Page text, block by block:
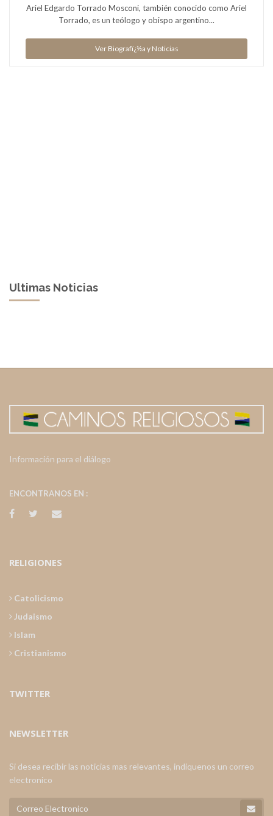
Ariel Edgardo Torrado Mosconi, también conocido como Ariel
Torrado, es un teólogo y obispo argentino...
Ver Biografï¿½a y Noticias
Ultimas Noticias
Información para el diálogo
ENCONTRANOS EN :
RELIGIONES
Catolicismo
Judaismo
Islam
Cristianismo
TWITTER
NEWSLETTER
Si desea recibir las noticias mas relevantes, indiquenos un correo
electronico